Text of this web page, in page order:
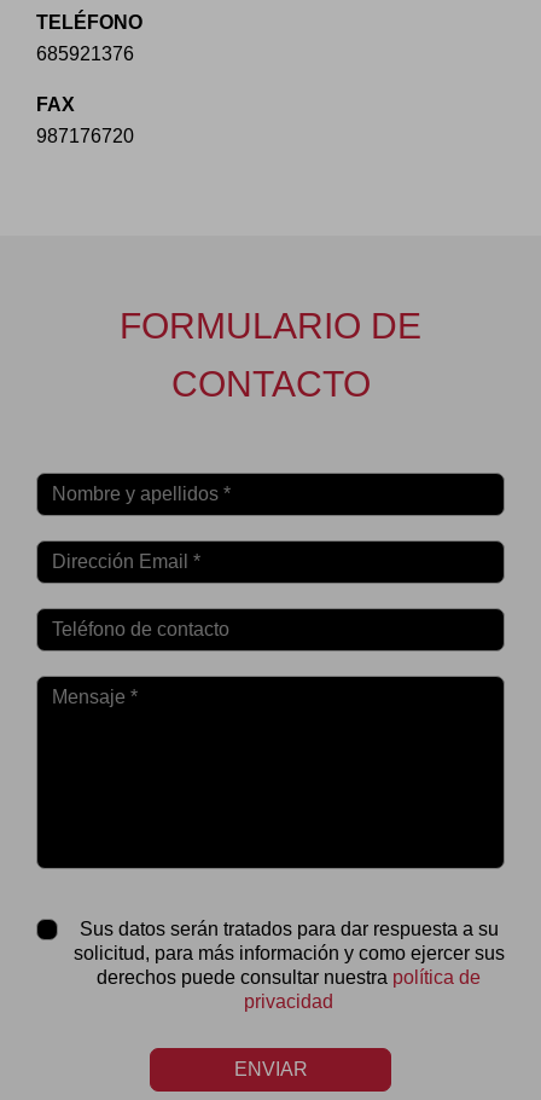
TELÉFONO
685921376
FAX
987176720
FORMULARIO DE
CONTACTO
Sus datos serán tratados para dar respuesta a su
solicitud, para más información y como ejercer sus
derechos puede consultar nuestra política de
privacidad
ENVIAR